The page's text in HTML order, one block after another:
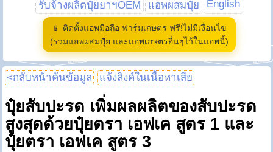
รับจ้างผลิตปุ๋ยยาฯOEM
แอพผสมปุ๋ย English
📱 ติดตั้งแอพมือถือ ฟาร์มเกษตร ฟรี!ไม่มีเงื่อนไข
(รวมแอพผสมปุ๋ย และแอพเกษตรอื่นๆไว้ในแอพนี้)
<กลับหน้าค้นข้อมูล แจ้งลิงค์ในเนื้อหาเสีย
ปุ๋ยสับปะรด เพิ่มผลผลิตของสับปะรด
สูงสุดด้วยปุ๋ยตรา เอฟเค สูตร 1 และ
ปุ๋ยตรา เอฟเค สูตร 3